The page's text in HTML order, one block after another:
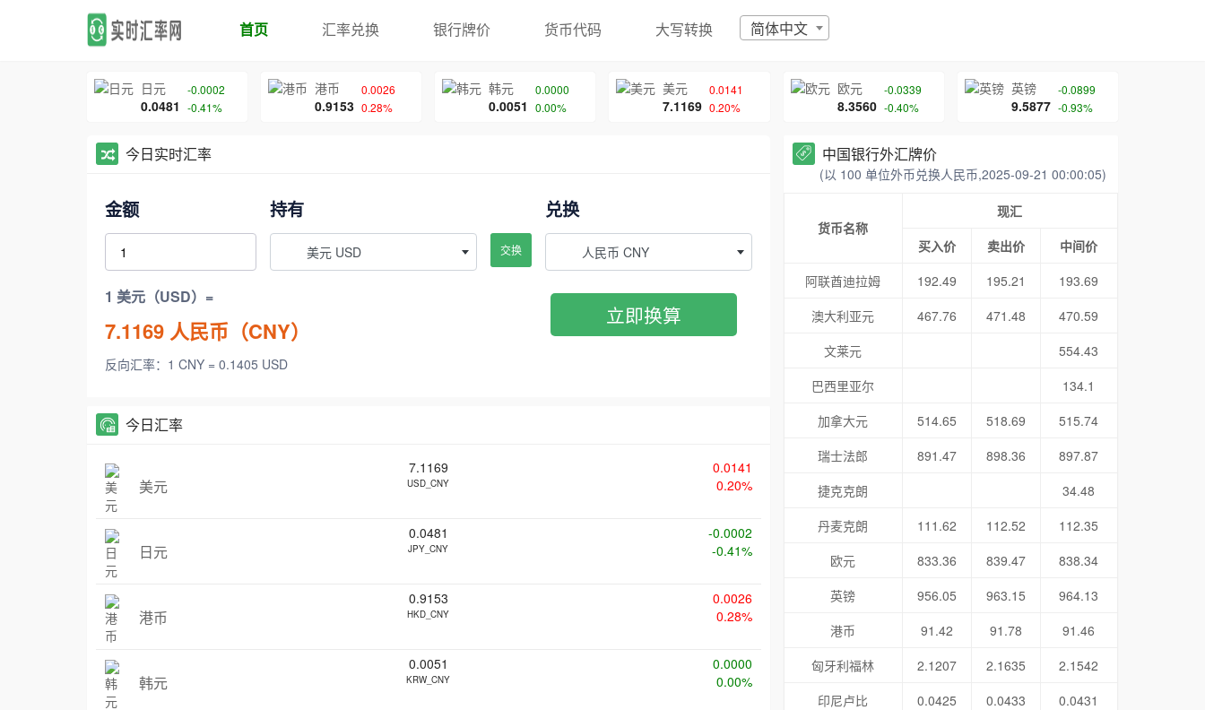
首页 汇率兑换 银行牌价 货币代码 大写转换 简体中文
日元
0.0481
-0.0002
-0.41%
港币
0.9153
0.0026
0.28%
韩元
0.0051
0.0000
0.00%
美元
7.1169
0.0141
0.20%
欧元
8.3560
-0.0339
-0.40%
英镑
9.5877
-0.0899
-0.93%
今日实时汇率
金额 持有
美元 USD 交换
兑换
人民币 CNY
1 美元（USD）=
7.1169 人民币（CNY）
反向汇率：1 CNY = 0.1405 USD
立即换算
今日汇率
美元
7.1169
USD_CNY
0.0141
0.20%
日元
0.0481
JPY_CNY
-0.0002
-0.41%
港币
0.9153
HKD_CNY
0.0026
0.28%
韩元
0.0051
KRW_CNY
0.0000
0.00%
中国银行外汇牌价
(以 100 单位外币兑换人民币,2025-09-21 00:00:05)
货币名称
现汇
买入价
卖出价
中间价
阿联酋迪拉姆
192.49 195.21
193.69
澳大利亚元
467.76 471.48
470.59
文莱元
554.43
巴西里亚尔
134.1
加拿大元
514.65 518.69
515.74
瑞士法郎
891.47 898.36
897.87
捷克克朗
34.48
丹麦克朗
111.62 112.52
112.35
欧元
833.36 839.47
838.34
英镑
956.05 963.15
964.13
港币
91.42 91.78
91.46
匈牙利福林
2.1207 2.1635
2.1542
印尼卢比
0.0425 0.0433
0.0431